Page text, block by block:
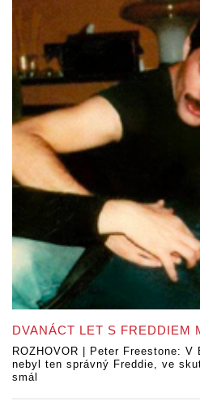
DVANÁCT LET S FREDDIEM
ROZHOVOR | Peter Freestone: V
nebyl ten správný Freddie, ve
smál